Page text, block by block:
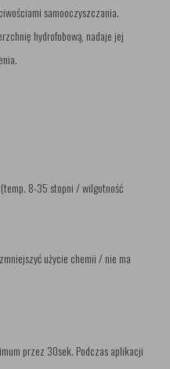
samooczyszczania.
hydrofobową, nadaje jej
8-35 stopni / wilgotność
użycie chemii / nie ma
przez 30sek. Podczas aplikacji